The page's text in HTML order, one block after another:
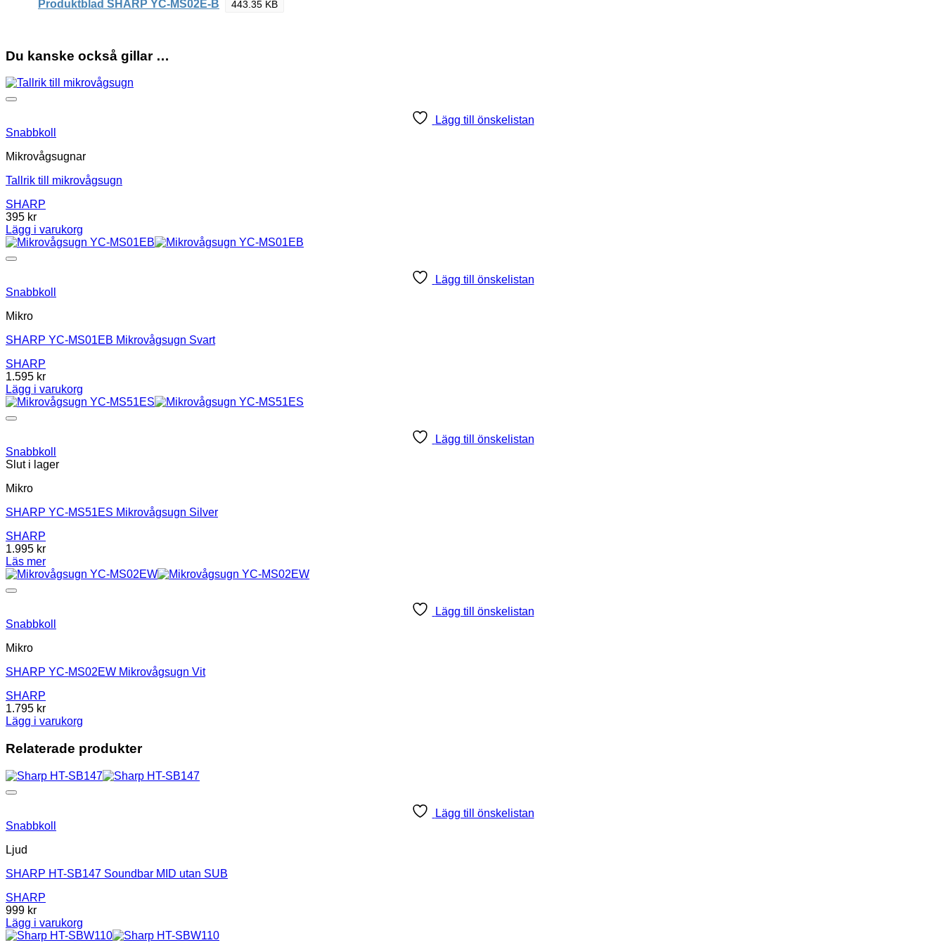
Produktblad SHARP YC-MS02E-B 443.35 KB
Du kanske också gillar …
Lägg till önskelistan
Snabbkoll
Mikrovågsugnar
Tallrik till mikrovågsugn
SHARP
395 kr
Lägg i varukorg
Lägg till önskelistan
Snabbkoll
Mikro
SHARP YC-MS01EB Mikrovågsugn Svart
SHARP
1.595 kr
Lägg i varukorg
Lägg till önskelistan
Snabbkoll
Slut i lager
Mikro
SHARP YC-MS51ES Mikrovågsugn Silver
SHARP
1.995 kr
Läs mer
Lägg till önskelistan
Snabbkoll
Mikro
SHARP YC-MS02EW Mikrovågsugn Vit
SHARP
1.795 kr
Lägg i varukorg
Relaterade produkter
Lägg till önskelistan
Snabbkoll
Ljud
SHARP HT-SB147 Soundbar MID utan SUB
SHARP
999 kr
Lägg i varukorg